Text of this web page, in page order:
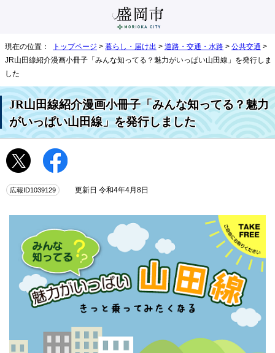
現在の位置： トップページ > 暮らし・届け出 > 道路・交通・水路 > 公共交通 >
JR山田線紹介漫画小冊子「みんな知ってる？魅力がいっぱい山田線」を発行しま
した
JR山田線紹介漫画小冊子「みんな知ってる？魅力
がいっぱい山田線」を発行しました
広報ID1039129 更新日 令和4年4月8日